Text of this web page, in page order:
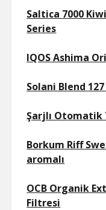
Saltica 7000
Series
IQOS Ashima
Solani Blend
Şarjlı Otomatik
Borkum Riff
aromalı
OCB Organik
Filtresi